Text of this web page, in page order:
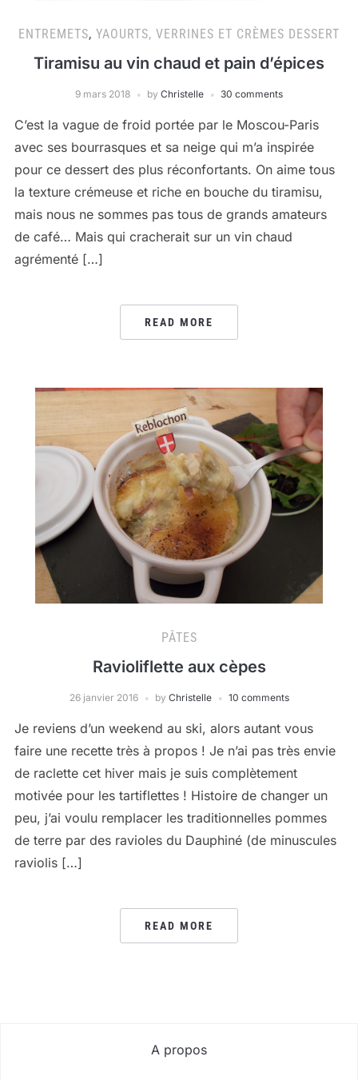
ENTREMETS, YAOURTS, VERRINES ET CRÈMES DESSERT
Tiramisu au vin chaud et pain d’épices
9 mars 2018 by Christelle 30 comments
C’est la vague de froid portée par le Moscou-Paris
avec ses bourrasques et sa neige qui m’a inspirée
pour ce dessert des plus réconfortants. On aime tous
la texture crémeuse et riche en bouche du tiramisu,
mais nous ne sommes pas tous de grands amateurs
de café… Mais qui cracherait sur un vin chaud
agrémenté […]
READ MORE
PÂTES
Ravioliflette aux cèpes
26 janvier 2016 by Christelle 10 comments
Je reviens d’un weekend au ski, alors autant vous
faire une recette très à propos ! Je n’ai pas très envie
de raclette cet hiver mais je suis complètement
motivée pour les tartiflettes ! Histoire de changer un
peu, j’ai voulu remplacer les traditionnelles pommes
de terre par des ravioles du Dauphiné (de minuscules
raviolis […]
READ MORE
A propos